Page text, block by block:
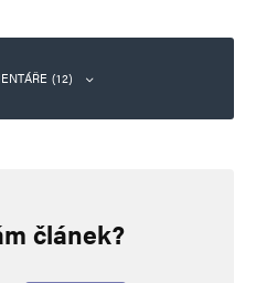
(12)
článek?